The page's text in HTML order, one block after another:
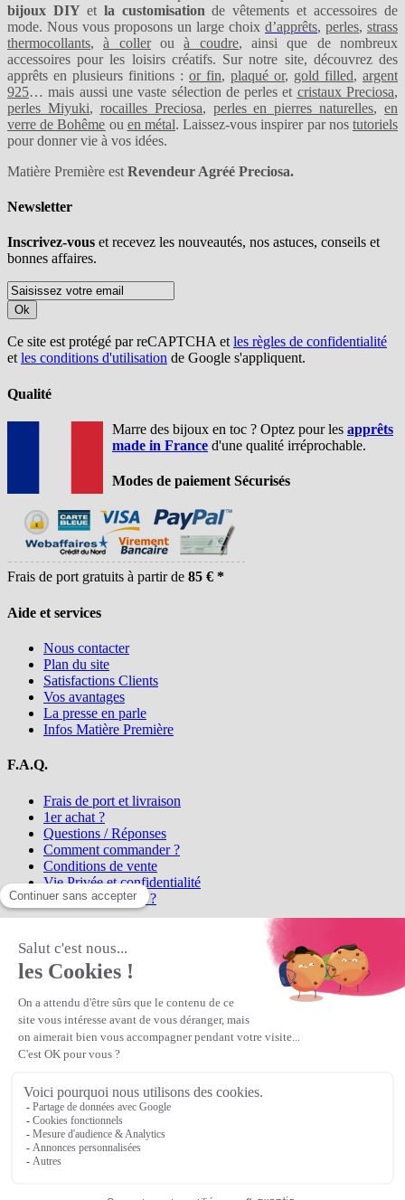
bijoux DIY etla customisation de vêtements et accessoires de
mode. Nous vous proposons un large choix d’apprêts, perles, strass
thermocollants,à collerouà coudre, ainsi que de nombreux
accessoires pour les loisirs créatifs. Sur notre site, découvrez des
apprêts en plusieurs finitions : or fin, plaqué or, gold filled, argent
925… mais aussi une vaste sélection de perles et cristaux Preciosa,
perles Miyuki, rocailles Preciosa, perles en pierres naturelles, en
verre de Bohême ou en métal. Laissez-vous inspirer par nostutoriels
pour donner vie à vos idées.
Matière Première est Revendeur Agréé Preciosa.
Newsletter
Inscrivez-vous et recevez les nouveautés, nos astuces, conseils et
bonnes affaires.
Ok
Ce site est protégé par reCAPTCHA etles règles de confidentialité
etles conditions d'utilisation de Google s'appliquent.
Qualité
Marre des bijoux en toc ? Optez pour les apprêts
made in France d'une qualité irréprochable.
Modes de paiement Sécurisés
Frais de port gratuits à partir de 85 € *
Aide et services
Nous contacter
Plan du site
Satisfactions Clients
Vos avantages
La presse en parle
Infos Matière Première
F.A.Q.
Frais de port et livraison
1er achat ?
Questions / Réponses
Comment commander ?
Conditions de vente
Vie Privée et confidentialité
Qui sommes-nous ?
la référence en perles et bijoux
perles en ligne, telles que les perles
et cristaux et strass en cristal Preciosa, les perles Miyuki perles et
apprêts en Argent 925, Gold Filled, perles de rocaille Preciosa
Matière Première est un
Première
Veuillez patienter...
Continuer vos achats
or Voir le panier